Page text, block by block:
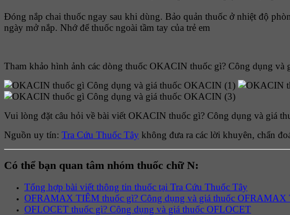
Đóng nắp chai thuốc ngay sau khi dùng. Bảo quản thuốc ở nhiệt độ
ngày mở nắp. Nhớ để thuốc ngoài tầm tay của trẻ em
Tham khảo hình ảnh các dòng thuốc OKACIN thuốc gì? Công dụng và
Vui lòng đặt câu hỏi về bài viết OKACIN thuốc gì? Công dụng và giá
Nguồn uy tín: Tra Cứu Thuốc Tây không đưa ra các lời khuyên, chẩn
Có thể bạn quan tâm nhóm thuốc chữ N:
Tổng hợp bài viết thông tin thuốc tại Tra Cứu Thuốc Tây
OFRAMAX TIÊM thuốc gì? Công dụng và giá thuốc OFRAMAX
OFLOCET thuốc gì? Công dụng và giá thuốc OFLOCET